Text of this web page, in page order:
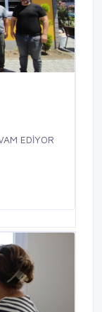
EDİYOR